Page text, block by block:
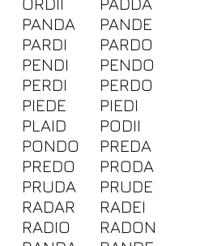
PANDA
PANDE
PARDI
PARDO
PENDI
PENDO
PERDI
PERDO
PIEDE
PIEDI
PLAID
PODII
PONDO
PREDA
PREDO
PRODA
PRUDA
PRUDE
RADAR
RADEI
RADIO
RADON